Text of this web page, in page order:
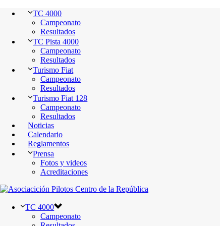
TC 4000
Campeonato
Resultados
TC Pista 4000
Campeonato
Resultados
Turismo Fiat
Campeonato
Resultados
Turismo Fiat 128
Campeonato
Resultados
Noticias
Calendario
Reglamentos
Prensa
Fotos y videos
Acreditaciones
TC 4000
Campeonato